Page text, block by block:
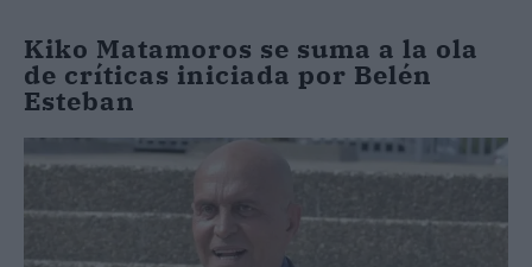
Kiko Matamoros se suma a la ola
de críticas iniciada por Belén
Esteban